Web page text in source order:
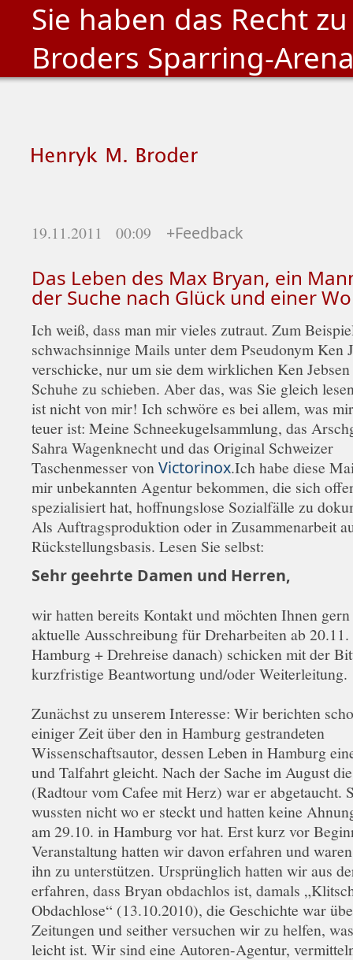
Sie haben das Recht
Broders Sparring-
19.11.2011 00:09 +Feedback
Das Leben des Max Bryan, ein
der Suche nach Glück und einer
Ich weiß, dass man mir vieles zutraut. Zum
schwachsinnige Mails unter dem Pseudonym Ken
verschicke, nur um sie dem wirklichen Ken
Schuhe zu schieben. Aber das, was Sie gleich
ist nicht von mir! Ich schwöre es bei allem, was
teuer ist: Meine Schneekugelsammlung, das
Sahra Wagenknecht und das Original Schweizer
Taschenmesser vonVictorinox.Ich habe diese
mir unbekannten Agentur bekommen, die sich
spezialisiert hat, hoffnungslose Sozialfälle zu
Als Auftragsproduktion oder in Zusammenarbeit
Rückstellungsbasis. Lesen Sie selbst:
Sehr geehrte Damen und Herren,
wir hatten bereits Kontakt und möchten Ihnen
aktuelle Ausschreibung für Dreharbeiten ab
Hamburg + Drehreise danach) schicken mit der
kurzfristige Beantwortung und/oder Weiterleitung.
Zunächst zu unserem Interesse: Wir berichten
einiger Zeit über den in Hamburg gestrandeten
Wissenschaftsautor, dessen Leben in Hamburg
und Talfahrt gleicht. Nach der Sache im August
(Radtour vom Cafee mit Herz) war er abgetaucht.
wussten nicht wo er steckt und hatten keine
am 29.10. in Hamburg vor hat. Erst kurz vor
Veranstaltung hatten wir davon erfahren und
ihn zu unterstützen. Ursprünglich hatten wir aus
erfahren, dass Bryan obdachlos ist, damals
Obdachlose“ (13.10.2010), die Geschichte war
Zeitungen und seither versuchen wir zu helfen,
leicht ist. Wir sind eine Autoren-Agentur,